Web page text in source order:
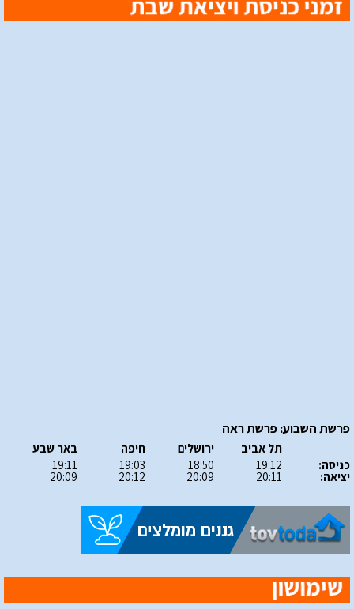
פרשת השבוע: פרשת ראה
כניסה:
יציאה:
תל אביב
19:12
20:11
ירושלים
18:50
20:09
חיפה
19:03
20:12
באר שבע
19:11
20:09